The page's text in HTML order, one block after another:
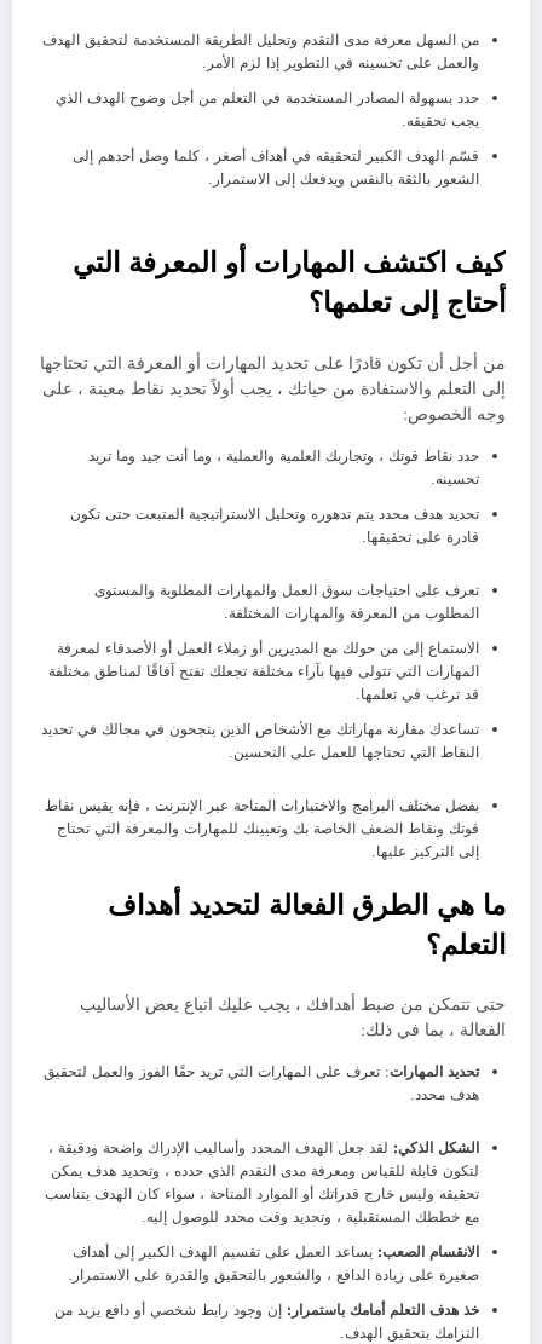
من السهل معرفة مدى التقدم وتحليل الطريقة المستخدمة لتحقيق الهدف
والعمل على تحسينه في التطوير إذا لزم الأمر.
حدد بسهولة المصادر المستخدمة في التعلم من أجل وضوح الهدف الذي
يجب تحقيقه.
قسّم الهدف الكبير لتحقيقه في أهداف أصغر ، كلما وصل أحدهم إلى
الشعور بالثقة بالنفس ويدفعك إلى الاستمرار.
كيف اكتشف المهارات أو المعرفة التي
أحتاج إلى تعلمها؟
من أجل أن تكون قادرًا على تحديد المهارات أو المعرفة التي تحتاجها
إلى التعلم والاستفادة من حياتك ، يجب أولاً تحديد نقاط معينة ، على
وجه الخصوص:
حدد نقاط قوتك ، وتجاربك العلمية والعملية ، وما أنت جيد وما تريد
تحسينه.
تحديد هدف محدد يتم تدهوره وتحليل الاستراتيجية المتبعت حتى تكون
قادرة على تحقيقها.
تعرف على احتياجات سوق العمل والمهارات المطلوبة والمستوى
المطلوب من المعرفة والمهارات المختلفة.
الاستماع إلى من حولك مع المديرين أو زملاء العمل أو الأصدقاء لمعرفة
المهارات التي تتولى فيها بآراء مختلفة تجعلك تفتح آفاقًا لمناطق مختلفة
قد ترغب في تعلمها.
تساعدك مقارنة مهاراتك مع الأشخاص الذين ينجحون في مجالك في تحديد
النقاط التي تحتاجها للعمل على التحسين.
بفضل مختلف البرامج والاختبارات المتاحة عبر الإنترنت ، فإنه يقيس نقاط
قوتك ونقاط الضعف الخاصة بك وتعيينك للمهارات والمعرفة التي تحتاج
إلى التركيز عليها.
ما هي الطرق الفعالة لتحديد أهداف
التعلم؟
حتى تتمكن من ضبط أهدافك ، يجب عليك اتباع بعض الأساليب
الفعالة ، بما في ذلك:
تحديد المهارات: تعرف على المهارات التي تريد حقًا الفوز والعمل لتحقيق
هدف محدد.
الشكل الذكي: لقد جعل الهدف المحدد وأساليب الإدراك واضحة ودقيقة ،
لتكون قابلة للقياس ومعرفة مدى التقدم الذي حدده ، وتحديد هدف يمكن
تحقيقه وليس خارج قدراتك أو الموارد المتاحة ، سواء كان الهدف يتناسب
مع خططك المستقبلية ، وتحديد وقت محدد للوصول إليه.
الانقسام الصعب: يساعد العمل على تقسيم الهدف الكبير إلى أهداف
صغيرة على زيادة الدافع ، والشعور بالتحقيق والقدرة على الاستمرار.
خذ هدف التعلم أمامك باستمرار: إن وجود رابط شخصي أو دافع يزيد من
التزامك بتحقيق الهدف.